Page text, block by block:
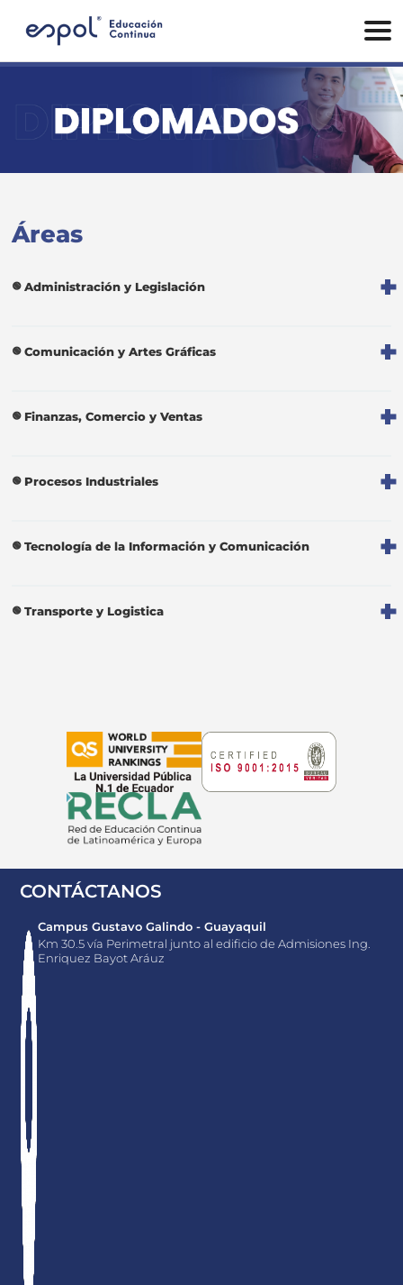
Áreas
Administración y Legislación
Comunicación y Artes Gráficas
Finanzas, Comercio y Ventas
Procesos Industriales
Tecnología de la Información y Comunicación
Transporte y Logistica
CONTÁCTANOS
Campus Gustavo Galindo - Guayaquil
Km 30.5 vía Perimetral junto al edificio de Admisiones Ing.
Enriquez Bayot Aráuz